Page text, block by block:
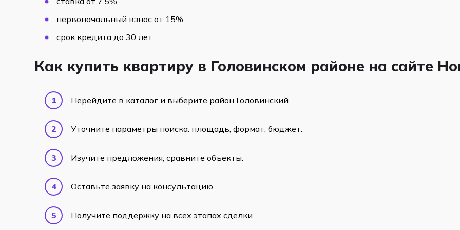
первоначальный взнос от 15%
срок кредита до 30 лет
Как купить квартиру в Головинском районе на сайте
Перейдите в каталог и выберите район Головинский.
Уточните параметры поиска: площадь, формат, бюджет.
Изучите предложения, сравните объекты.
Оставьте заявку на консультацию.
Получите поддержку на всех этапах сделки.